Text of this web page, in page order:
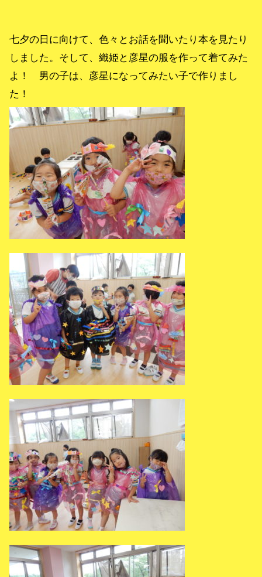
七夕の日に向けて、色々とお話を聞いたり本を見たり
しました。そして、織姫と彦星の服を作って着てみた
よ！ 男の子は、彦星になってみたい子で作りまし
た！